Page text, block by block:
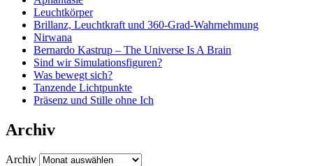
Leuchtkörper
Brillanz, Leuchtkraft und 360-Grad-Wahrnehmung
Nirwana
Bernardo Kastrup – The Universe Is A Brain
Sind wir Simulationsfiguren?
Was bewegt sich?
Tanzende Lichtpunkte
Präsenz und Stille ohne Ich
Archiv
Archiv